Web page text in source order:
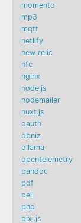
momento
mp3
mqtt
netlify
new relic
nfc
nginx
node.js
nodemailer
nuxt.js
oauth
obniz
ollama
opentelemetry
pandoc
pdf
pell
php
pixi.js